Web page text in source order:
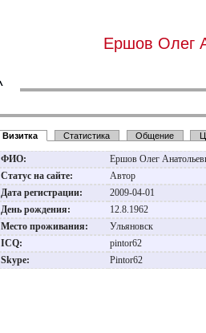
Ершов Олег
Визитка Статистика Общение
ФИО:
Ершов Олег
Статус на сайте:
Автор
Дата регистрации:
2009-04-01
День рождения:
12.8.1962
Место проживания:
Ульяновск
ICQ:
pintor62
Skype:
Pintor62